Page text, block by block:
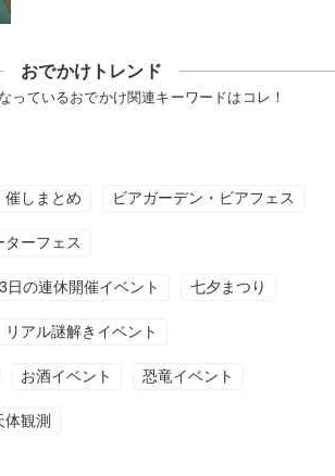
おでかけトレンド
っているおでかけ関連キーワードはコレ！
催しまとめ ビアガーデン・ビアフェス
ーフェス
の連休開催イベント 七夕まつり
リアル謎解きイベント
お酒イベント 恐竜イベント
観測